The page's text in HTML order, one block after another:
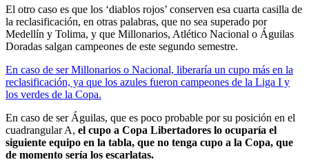
El otro caso es que los ‘diablos rojos’ conserven esa cuarta casilla de
la reclasificación, en otras palabras, que no sea superado por
Medellín y Tolima, y que Millonarios, Atlético Nacional o Águilas
Doradas salgan campeones de este segundo semestre.
En caso de ser Millonarios o Nacional, liberaría un cupo más en la
reclasificación, ya que los azules fueron campeones de la Liga I y
los verdes de la Copa.
En caso de ser Águilas, que es poco probable por su posición en el
cuadrangular A, el cupo a Copa Libertadores lo ocuparía el
siguiente equipo en la tabla, que no tenga cupo a la Copa, que
de momento sería los escarlatas.